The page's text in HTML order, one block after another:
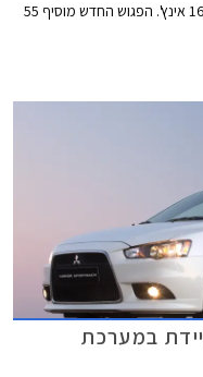
תאורת יום LED, וחישוקי סגסוגת חדשים בקוטר 16 אינץ'. הפגוש החדש מוסיף 55
בד חדשים. יחידת
מגלגל ההגה.
במערכת